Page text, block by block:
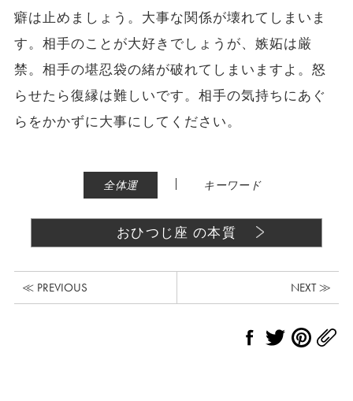
癖は止めましょう。大事な関係が壊れてしまいま
す。相手のことが大好きでしょうが、嫉妬は厳
禁。相手の堪忍袋の緒が破れてしまいますよ。怒
らせたら復縁は難しいです。相手の気持ちにあぐ
らをかかずに大事にしてください。
全体運 | キーワード
おひつじ座 の本質
≪ PREVIOUS NEXT ≫